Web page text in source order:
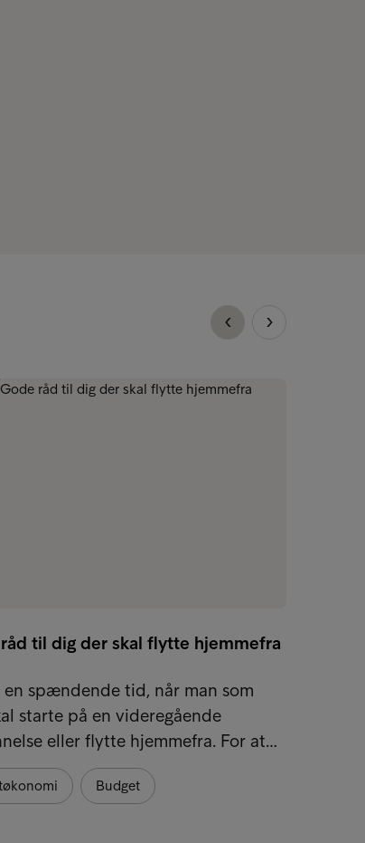
til dig der skal flytte hjemmefra
en spændende tid, når man som
starte på en videregående
eller flytte hjemmefra. For at…
Budget